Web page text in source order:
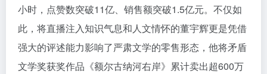
小时，点赞数突破11亿、销售额突破1.5亿元。不仅如
此，将直播注入知识气息和人文情怀的董宇辉更是凭借
强大的评述能力影响了严肃文学的零售形态，他将矛盾
文学奖获奖作品《额尔古纳河右岸》累计卖出超600万